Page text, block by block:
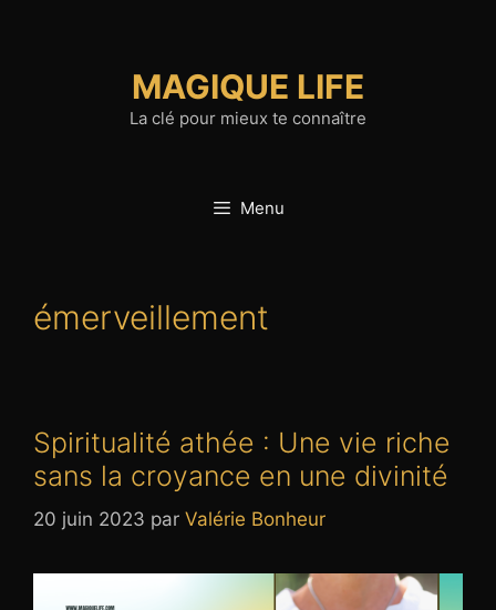
MAGIQUE LIFE
La clé pour mieux te connaître
Menu
émerveillement
Spiritualité athée : Une vie riche
sans la croyance en une divinité
20 juin 2023 par Valérie Bonheur